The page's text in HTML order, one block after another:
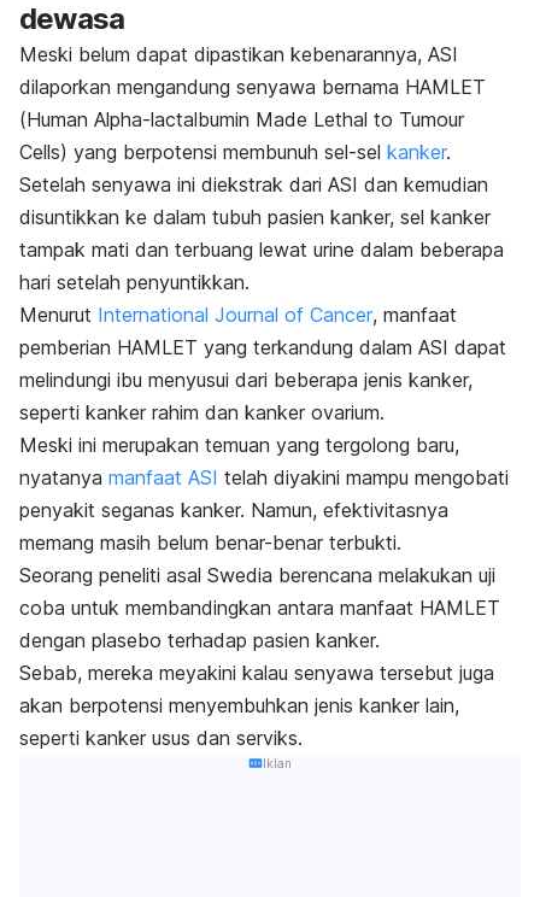
dewasa
Meski belum dapat dipastikan kebenarannya, ASI
dilaporkan mengandung senyawa bernama HAMLET
(Human Alpha-lactalbumin Made Lethal to Tumour
Cells) yang berpotensi membunuh sel-sel kanker.
Setelah senyawa ini diekstrak dari ASI dan kemudian
disuntikkan ke dalam tubuh pasien kanker, sel kanker
tampak mati dan terbuang lewat urine dalam beberapa
hari setelah penyuntikkan.
Menurut International Journal of Cancer, manfaat
pemberian HAMLET yang terkandung dalam ASI dapat
melindungi ibu menyusui dari beberapa jenis kanker,
seperti kanker rahim dan kanker ovarium.
Meski ini merupakan temuan yang tergolong baru,
nyatanya manfaat ASI telah diyakini mampu mengobati
penyakit seganas kanker. Namun, efektivitasnya
memang masih belum benar-benar terbukti.
Seorang peneliti asal Swedia berencana melakukan uji
coba untuk membandingkan antara manfaat HAMLET
dengan plasebo terhadap pasien kanker.
Sebab, mereka meyakini kalau senyawa tersebut juga
akan berpotensi menyembuhkan jenis kanker lain,
seperti kanker usus dan serviks.
Iklan